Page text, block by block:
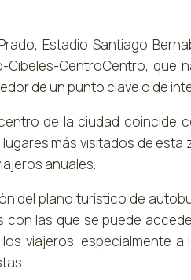
Estadio Santiago
Cibeles-CentroCentro, que
de un punto clave o de
de la ciudad coincide
más visitados de esta
anuales.
del plano turístico de
con las que se puede
viajeros, especialmente